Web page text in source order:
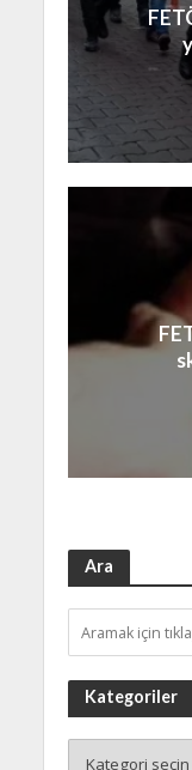
Ara
Kategoriler